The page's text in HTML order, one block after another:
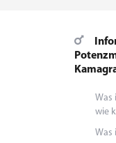
Was
wie
Was